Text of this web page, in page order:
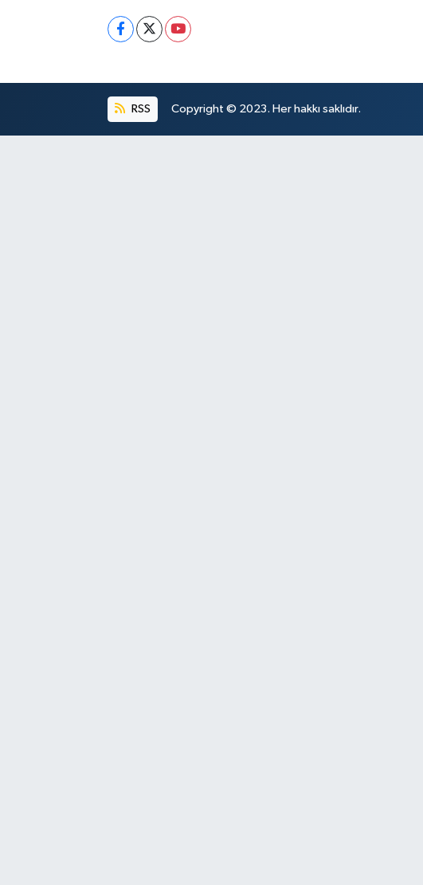
RSS Copyright © 2023. Her hakkı saklıdır.